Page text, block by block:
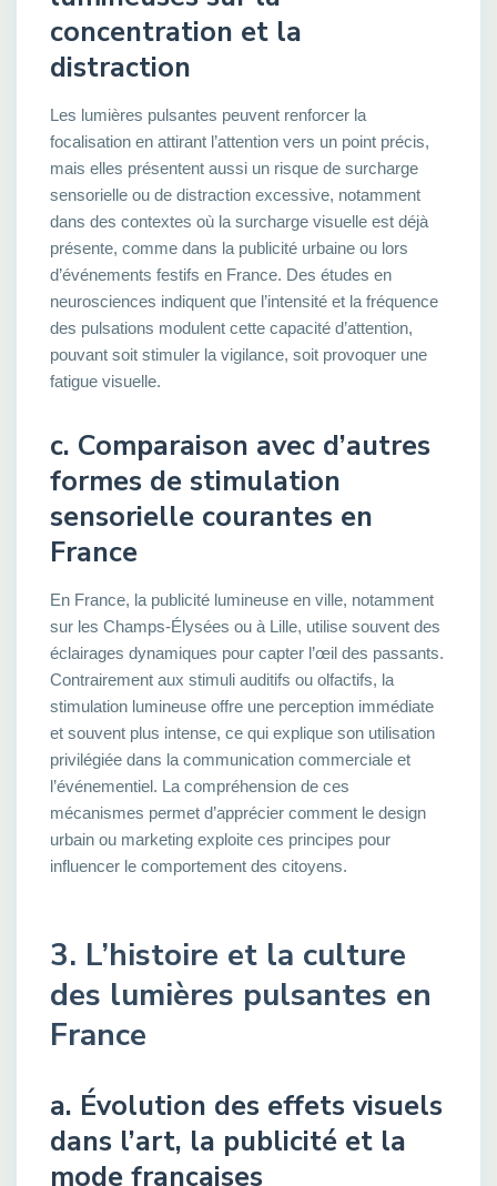
concentration et la
distraction
Les lumières pulsantes peuvent renforcer la
focalisation en attirant l’attention vers un point précis,
mais elles présentent aussi un risque de surcharge
sensorielle ou de distraction excessive, notamment
dans des contextes où la surcharge visuelle est déjà
présente, comme dans la publicité urbaine ou lors
d’événements festifs en France. Des études en
neurosciences indiquent que l’intensité et la fréquence
des pulsations modulent cette capacité d’attention,
pouvant soit stimuler la vigilance, soit provoquer une
fatigue visuelle.
c. Comparaison avec d’autres
formes de stimulation
sensorielle courantes en
France
En France, la publicité lumineuse en ville, notamment
sur les Champs-Élysées ou à Lille, utilise souvent des
éclairages dynamiques pour capter l’œil des passants.
Contrairement aux stimuli auditifs ou olfactifs, la
stimulation lumineuse offre une perception immédiate
et souvent plus intense, ce qui explique son utilisation
privilégiée dans la communication commerciale et
l’événementiel. La compréhension de ces
mécanismes permet d’apprécier comment le design
urbain ou marketing exploite ces principes pour
influencer le comportement des citoyens.
3. L’histoire et la culture
des lumières pulsantes en
France
a. Évolution des effets visuels
dans l’art, la publicité et la
mode françaises